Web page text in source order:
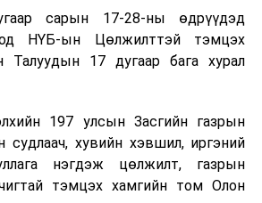
онтой харьцуулахад 2,2 дахин
газар Нийгмийн даатгал, эрүүл
реформ хийсэн. Төрийн албан
нийгмийн баталгааны тухай
УИХ-аар батлуулахаар
нийгмийн хамгааллын
хөдөлмөрийн зах зээлийн
нийлүүлэлтийн таамаглалыг
хамтран хийсэн. Энэхүү
сарын 17-28-ны өдрүүдэд
НҮБ-ын Цөлжилттэй тэмцэх
Талуудын 17 дугаар бага хурал
197 улсын Засгийн газрын
судлаач, хувийн хэвшил, иргэний
нэгдэж цөлжилт, газрын
тэмцэх хамгийн том Олон